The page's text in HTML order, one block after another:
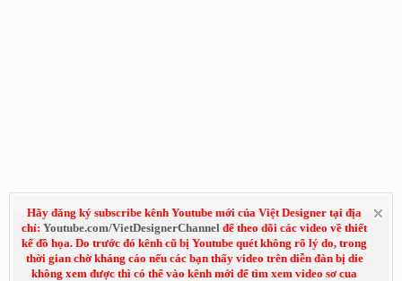
Hãy đăng ký subscribe kênh Youtube mới của Việt Designer tại địa
chỉ: Youtube.com/VietDesignerChannel để theo dõi các video về thiết
kế đồ họa. Do trước đó kênh cũ bị Youtube quét không rõ lý do, trong
thời gian chờ kháng cáo nếu các bạn thấy video trên diễn đàn bị die
không xem được thì có thể vào kênh mới để tìm xem video sơ cua